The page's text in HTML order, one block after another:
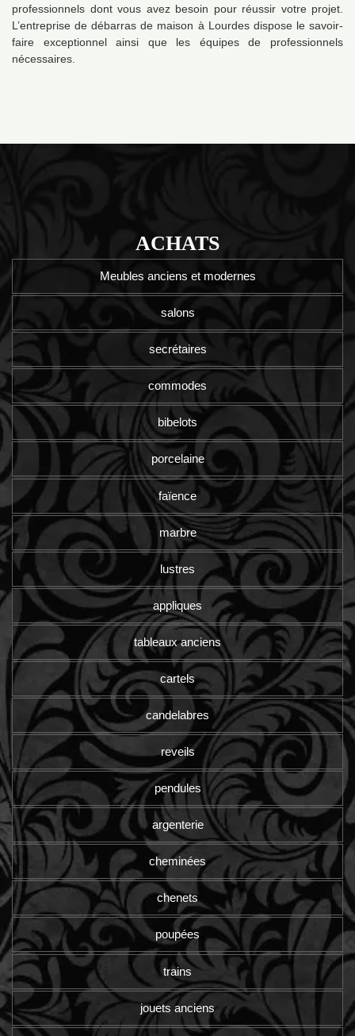
professionnels dont vous avez besoin pour réussir votre projet.
L’entreprise de débarras de maison à Lourdes dispose le savoir-
faire exceptionnel ainsi que les équipes de professionnels
nécessaires.
ACHATS
Meubles anciens et modernes
salons
secrétaires
commodes
bibelots
porcelaine
faïence
marbre
lustres
appliques
tableaux anciens
cartels
candelabres
reveils
pendules
argenterie
cheminées
chenets
poupées
trains
jouets anciens